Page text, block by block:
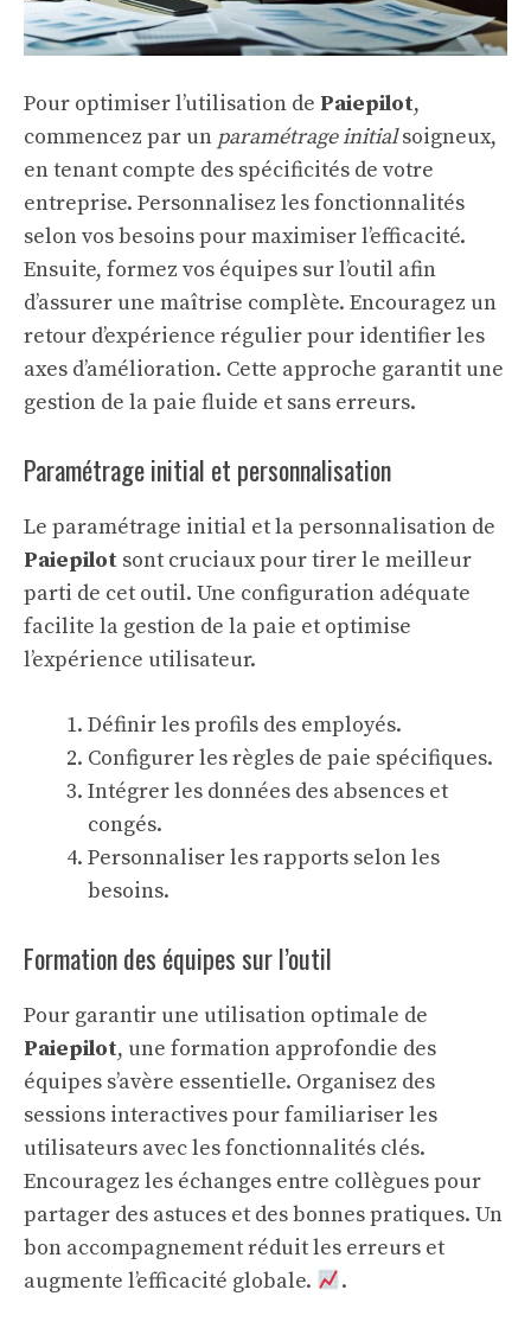
Pour optimiser l’utilisation de Paiepilot,
commencez par un paramétrage initialsoigneux,
en tenant compte des spécificités de votre
entreprise. Personnalisez les fonctionnalités
selon vos besoins pour maximiser l’efficacité.
Ensuite, formez vos équipes sur l’outil afin
d’assurer une maîtrise complète. Encouragez un
retour d’expérience régulier pour identifier les
axes d’amélioration. Cette approche garantit une
gestion de la paie fluide et sans erreurs.
Paramétrage initial et personnalisation
Le paramétrage initial et la personnalisation de
Paiepilot sont cruciaux pour tirer le meilleur
parti de cet outil. Une configuration adéquate
facilite la gestion de la paie et optimise
l’expérience utilisateur.
Définir les profils des employés.
Configurer les règles de paie spécifiques.
Intégrer les données des absences et
congés.
Personnaliser les rapports selon les
besoins.
Formation des équipes sur l’outil
Pour garantir une utilisation optimale de
Paiepilot, une formation approfondie des
équipes s’avère essentielle. Organisez des
sessions interactives pour familiariser les
utilisateurs avec les fonctionnalités clés.
Encouragez les échanges entre collègues pour
partager des astuces et des bonnes pratiques. Un
bon accompagnement réduit les erreurs et
augmente l’efficacité globale.
.